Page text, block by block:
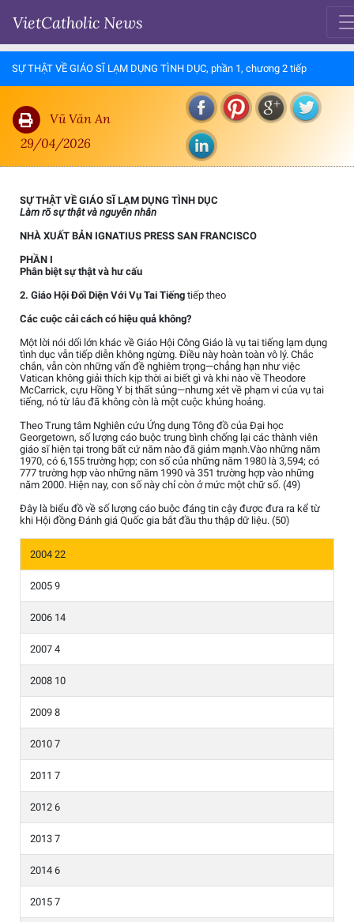
VietCatholic News
SỰ THẬT VỀ GIÁO SĨ LẠM DỤNG TÌNH DỤC, phần 1, chương 2 tiếp
Vũ Văn An
29/04/2026
SỰ THẬT VỀ GIÁO SĨ LẠM DỤNG TÌNH DỤC
Làm rõ sự thật và nguyên nhân
NHÀ XUẤT BẢN IGNATIUS PRESS SAN FRANCISCO
PHẦN I
Phân biệt sự thật và hư cấu
2. Giáo Hội Đối Diện Với Vụ Tai Tiếng tiếp theo
Các cuộc cải cách có hiệu quả không?
Một lời nói dối lớn khác về Giáo Hội Công Giáo là vụ tai tiếng lạm dụng
tình dục vẫn tiếp diễn không ngừng. Điều này hoàn toàn vô lý. Chắc
chắn, vẫn còn những vấn đề nghiêm trọng—chẳng hạn như việc
Vatican không giải thích kịp thời ai biết gì và khi nào về Theodore
McCarrick, cựu Hồng Y bị thất sủng—nhưng xét về phạm vi của vụ tai
tiếng, nó từ lâu đã không còn là một cuộc khủng hoảng.
Theo Trung tâm Nghiên cứu Ứng dụng Tông đồ của Đại học
Georgetown, số lượng cáo buộc trung bình chống lại các thành viên
giáo sĩ hiện tại trong bất cứ năm nào đã giảm mạnh.Vào những năm
1970, có 6,155 trường hợp; con số của những năm 1980 là 3,594; có
777 trường hợp vào những năm 1990 và 351 trường hợp vào những
năm 2000. Hiện nay, con số này chỉ còn ở mức một chữ số. (49)
Đây là biểu đồ về số lượng cáo buộc đáng tin cậy được đưa ra kể từ
khi Hội đồng Đánh giá Quốc gia bắt đầu thu thập dữ liệu. (50)
2004 22
2005 9
2006 14
2007 4
2008 10
2009 8
2010 7
2011 7
2012 6
2013 7
2014 6
2015 7